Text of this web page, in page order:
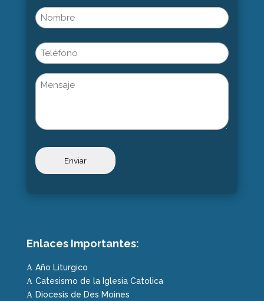
Name
(Obligatorio)
Phone
Untitled
Enlaces Importantes:
A Año Liturgico
A Catesismo de la Iglesia Catolica
A Diocesis de Des Moines